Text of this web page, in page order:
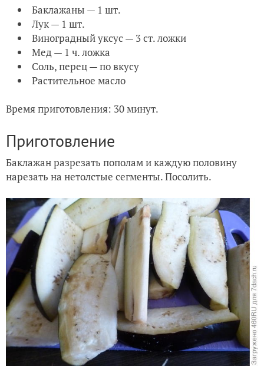
Баклажаны — 1 шт.
Лук — 1 шт.
Виноградный уксус — 3 ст. ложки
Мед — 1 ч. ложка
Соль, перец — по вкусу
Растительное масло
Время приготовления: 30 минут.
Приготовление
Баклажан разрезать пополам и каждую половину
нарезать на нетолстые сегменты. Посолить.